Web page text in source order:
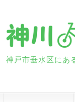
神戸市垂水区にあ